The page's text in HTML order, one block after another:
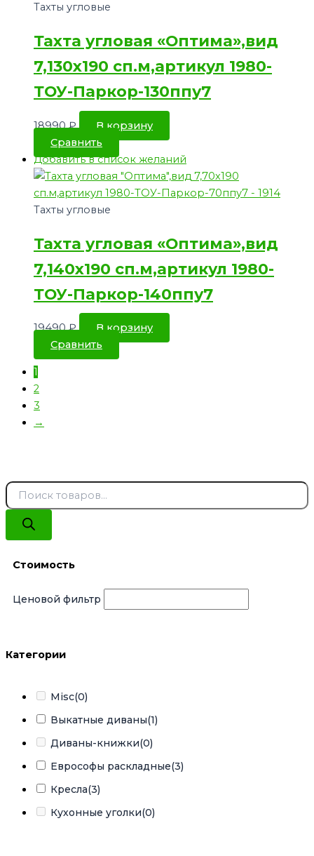
Стоимость
Ценовой фильтр
Категории
Misc(0)
Выкатные диваны(1)
Диваны-книжки(0)
Еврософы раскладные(3)
Кресла(3)
Кухонные уголки(0)
Тахты угловые
Тахта угловая «Оптима»,вид
7,130х190 сп.м,артикул 1980-
ТОУ-Паркор-130ппу7
18990₽
В корзину
Сравнить
Добавить в список желаний
Тахты угловые
Тахта угловая «Оптима»,вид
7,140х190 сп.м,артикул 1980-
ТОУ-Паркор-140ппу7
19490₽
В корзину
Сравнить
1
2
3
→